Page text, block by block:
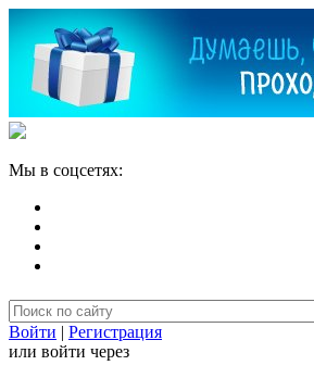
Мы в соцсетях:
Войти | Регистрация
или войти через